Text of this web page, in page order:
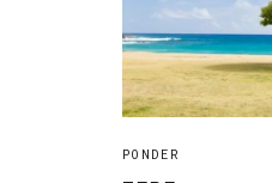
PONDER